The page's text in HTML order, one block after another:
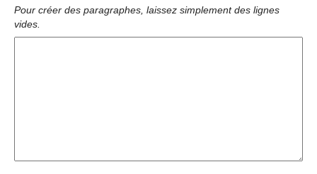
Pour créer des paragraphes, laissez simplement des lignes
vides.